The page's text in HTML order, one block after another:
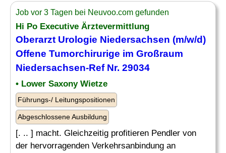
Job vor 3 Tagen bei Neuvoo.com gefunden
Hi Po Executive Ärztevermittlung
Oberarzt Urologie Niedersachsen (m/w/d)
Offene Tumorchirurige im Großraum
Niedersachsen-Ref Nr. 29034
• Lower Saxony Wietze
Führungs-/ Leitungspositionen
Abgeschlossene Ausbildung
[. .. ] macht. Gleichzeitig profitieren Pendler von
der hervorragenden Verkehrsanbindung an